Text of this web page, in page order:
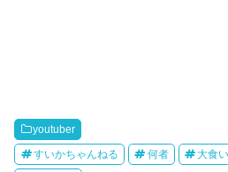
youtuber
すいかちゃんねる 何者 大食い